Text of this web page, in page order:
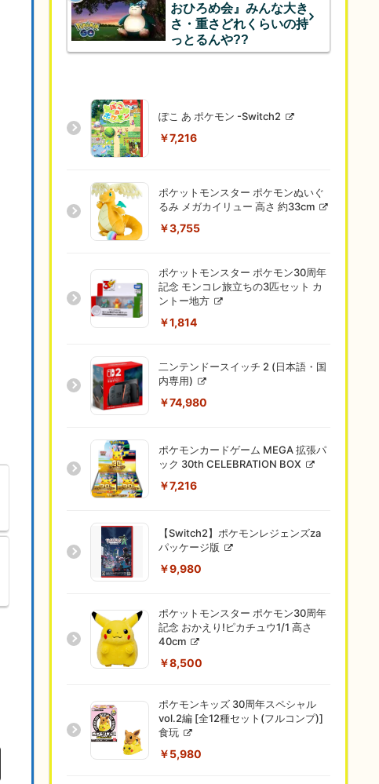
おひろめ会』みんな大き
さ・重さどれくらいの持
っとるんや??
ぽこ あ ポケモン -Switch2
￥7,216
ポケットモンスター ポケモンぬいぐ
るみ メガカイリュー 高さ 約33cm
￥3,755
ポケットモンスター ポケモン30周年
記念 モンコレ旅立ちの3匹セット カ
ントー地方
￥1,814
二ンテンドースイッチ 2 (日本語・国
内専用)
￥74,980
ポケモンカードゲーム MEGA 拡張パ
ック 30th CELEBRATION BOX
￥7,216
【Switch2】ポケモンレジェンズza
パッケージ版
￥9,980
ポケットモンスター ポケモン30周年
記念 おかえり!ピカチュウ1/1 高さ
40cm
￥8,500
ポケモンキッズ 30周年スペシャル
vol.2編 [全12種セット(フルコンプ)]
食玩
￥5,980